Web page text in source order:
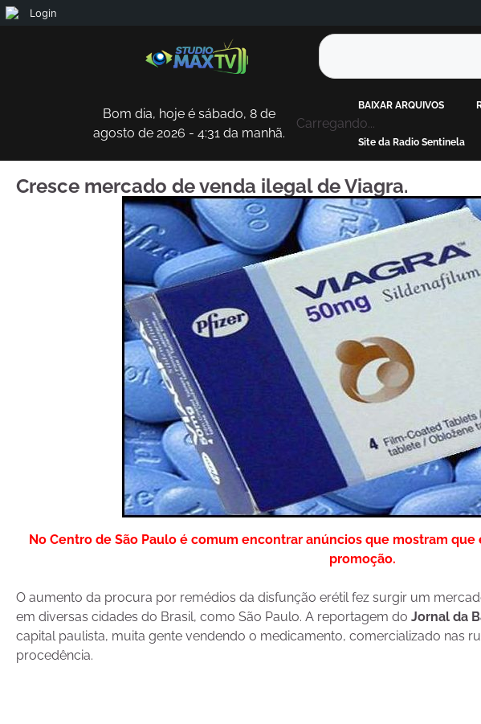
Bom dia, hoje é sábado, 8 de
agosto de 2026 - 4:31 da manhã.
Carregando...
BAIXAR ARQUIVOS
Site da Radio Sentinela
Cresce mercado de venda ilegal de Viagra.
No Centro de São Paulo é comum encontrar anúncios que mostram
promoção.
O aumento da procura por remédios da disfunção erétil fez surgir um
em diversas cidades do Brasil, como São Paulo. A reportagem do Jornal da
capital paulista, muita gente vendendo o medicamento, comercializado nas
procedência.
Login